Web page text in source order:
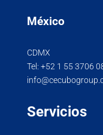
México
CDMX
Tel: +52 1 55 3706
Servicios